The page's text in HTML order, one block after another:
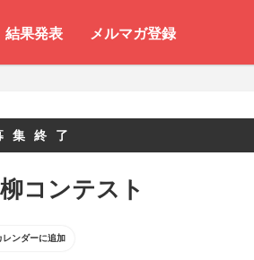
結果発表 メルマガ登録
集終了
コンテスト
ンダーに追加